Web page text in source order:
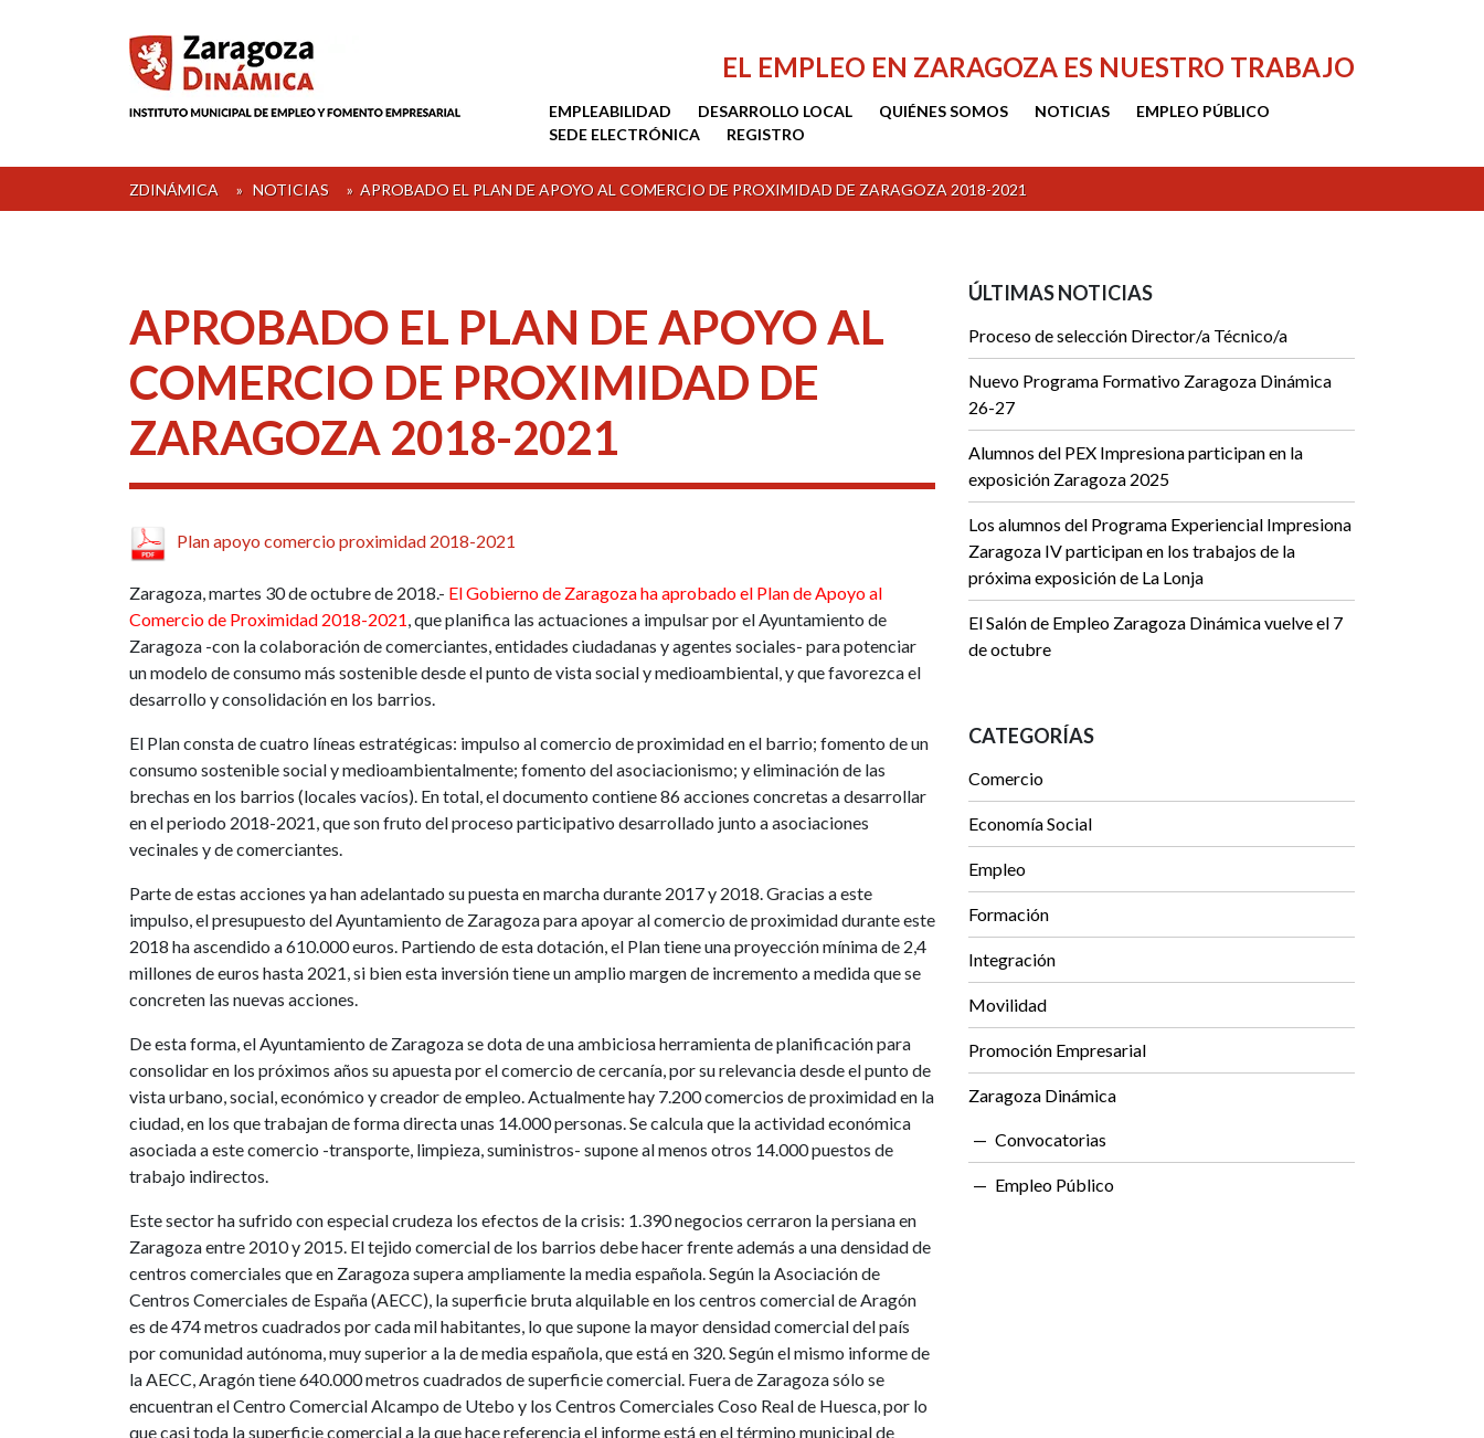
EL EMPLEO EN ZARAGOZA ES NUESTRO TRABAJO
EMPLEABILIDAD DESARROLLO LOCAL QUIÉNES SOMOS NOTICIAS
EMPLEO PÚBLICO
SEDE ELECTRÓNICA
REGISTRO
ZDINÁMICA » NOTICIAS » APROBADO EL PLAN DE APOYO AL COMERCIO DE PROXIMIDAD DE ZARAGOZA 2018-2021
APROBADO EL PLAN DE APOYO AL
COMERCIO DE PROXIMIDAD DE
ZARAGOZA 2018-2021
Plan apoyo comercio proximidad 2018-2021
Zaragoza, martes 30 de octubre de 2018.- ElGobierno de Zaragoza ha aprobado el Plan de Apoyo al
Comercio de Proximidad 2018-2021 , que planifica las actuaciones a impulsar por el Ayuntamiento de
Zaragoza -con la colaboración de comerciantes, entidades ciudadanas y agentes sociales- para potenciar
un modelo de consumo más sostenible desde el punto de vista social y medioambiental, y que favorezca el
desarrollo y consolidación en los barrios.
El Plan consta decuatro líneas estratégicas: impulso al comercio de proximidad en el barrio; fomento de un
consumo sostenible social y medioambientalmente; fomento del asociacionismo; y eliminación de las
brechas en los barrios (locales vacíos). En total, el documento contiene86 acciones concretas a desarrollar
en el periodo 2018-2021, que son fruto del proceso participativo desarrollado junto a asociaciones
vecinales y de comerciantes.
Parte de estas acciones ya han adelantado su puesta en marcha durante 2017 y 2018. Gracias a este
impulso, el presupuesto del Ayuntamiento de Zaragoza para apoyar al comercio de proximidad durante este
2018 ha ascendido a 610.000 euros. Partiendo de esta dotación, el Plan tiene una proyección mínima de 2,4
millones de euros hasta 2021, si bien esta inversión tiene un amplio margen de incremento a medida que se
concreten las nuevas acciones.
De esta forma, el Ayuntamiento de Zaragoza se dota de una ambiciosa herramienta de planificación para
consolidar en los próximos años su apuesta por el comercio de cercanía, por su relevancia desde el punto de
vista urbano, social, económico y creador de empleo. Actualmente hay 7.200 comercios de proximidad en la
ciudad, en los que trabajan de forma directa unas 14.000 personas. Se calcula que la actividad económica
asociada a este comercio -transporte, limpieza, suministros- supone al menos otros 14.000 puestos de
trabajo indirectos.
Este sector ha sufrido con especial crudeza los efectos de la crisis: 1.390 negocios cerraron la persiana en
Zaragoza entre 2010 y 2015. El tejido comercial de los barrios debe hacer frente además a una densidad de
centros comerciales que en Zaragoza supera ampliamente la media española. Según la Asociación de
Centros Comerciales de España (AECC), la superficie bruta alquilable en los centros comercial de Aragón
es de 474 metros cuadrados por cada mil habitantes, lo que supone la mayor densidad comercial del país
por comunidad autónoma, muy superior a la de media española, que está en 320. Según el mismo informe de
la AECC, Aragón tiene 640.000 metros cuadrados de superficie comercial. Fuera de Zaragoza sólo se
encuentran el Centro Comercial Alcampo de Utebo y los Centros Comerciales Coso Real de Huesca, por lo
que casi toda la superficie comercial a la que hace referencia el informe está en el término municipal de
ÚLTIMAS NOTICIAS
Proceso de selección Director/a Técnico/a
Nuevo Programa Formativo Zaragoza Dinámica
26-27
Alumnos del PEX Impresiona participan en la
exposición Zaragoza 2025
Los alumnos del Programa Experiencial Impresiona
Zaragoza IV participan en los trabajos de la
próxima exposición de La Lonja
El Salón de Empleo Zaragoza Dinámica vuelve el 7
de octubre
CATEGORÍAS
Comercio
Economía Social
Empleo
Formación
Integración
Movilidad
Promoción Empresarial
Zaragoza Dinámica
Convocatorias
Empleo Público